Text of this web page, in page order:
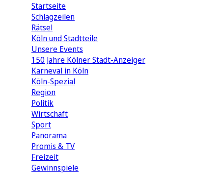
Startseite
Schlagzeilen
Rätsel
Köln und Stadtteile
Unsere Events
150 Jahre Kölner Stadt-Anzeiger
Karneval in Köln
Köln-Spezial
Region
Politik
Wirtschaft
Sport
Panorama
Promis & TV
Freizeit
Gewinnspiele